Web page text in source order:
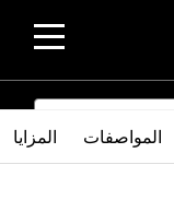
SEARCH
المزايا المواصفات